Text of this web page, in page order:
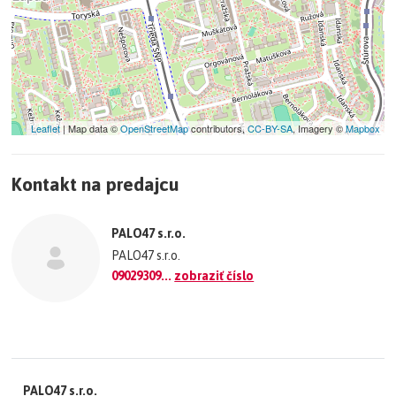
−
Leaflet| Map data ©OpenStreetMapcontributors,CC-BY-SA, Imagery ©Mapbox
Kontakt na predajcu
PALO47 s.r.o.
PALO47 s.r.o.
09029309... zobraziť číslo
PALO47 s.r.o.